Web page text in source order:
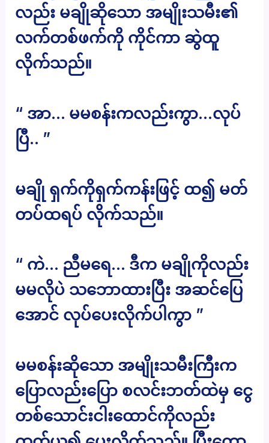
လည်း မချိုဆိုသော အမျိုးသမီး၏
လက်တစ်ဖက်ကို ကိုင်ကာ ဆွဲထူ
လိုက်သည်။
“ အာ… မမစန်းကလည်းကွာ…လုပ်
ပြီ.. ”
မချို ရှက်ကိုရှက်ကန်းဖြင့် ထ၍ မတ်
တပ်ထရပ် လိုက်သည်။
“ ကဲ… ညီမရေ… ဒီက မချိုကိုလည်း
မမလိုပဲ သဘောထားပြီး အဆင်ပြေ
အောင် လုပ်ပေးလိုက်ပါကွာ ”
မမစန်းဆိုသော အမျိုးသမီးကြီးက
ပြောလည်းပြော စလင်းဘတ်ထဲမှ ငွေ
တစ်သောင်းငါးထောင်ကိုလည်း